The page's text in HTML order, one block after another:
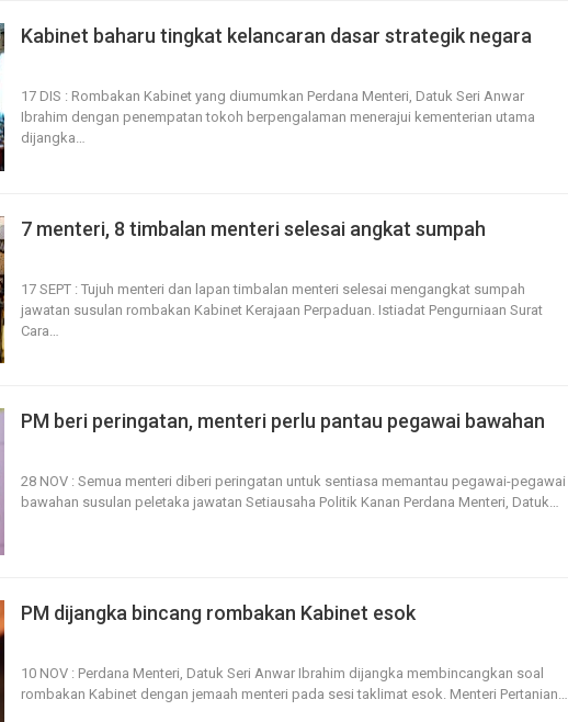
Kabinet baharu tingkat kelancaran dasar strategik negara
17 DIS : Rombakan Kabinet yang diumumkan Perdana Menteri, Datuk Seri Anwar
Ibrahim dengan penempatan tokoh berpengalaman menerajui kementerian utama
dijangka…
7 menteri, 8 timbalan menteri selesai angkat sumpah
17 SEPT : Tujuh menteri dan lapan timbalan menteri selesai mengangkat sumpah
jawatan susulan rombakan Kabinet Kerajaan Perpaduan. Istiadat Pengurniaan Surat
Cara
PM beri peringatan, menteri perlu pantau pegawai bawahan
28 NOV : Semua menteri diberi peringatan untuk sentiasa memantau pegawai-pegawai
bawahan susulan peletaka jawatan Setiausaha Politik Kanan Perdana Menteri, Datuk
PM dijangka bincang rombakan Kabinet esok
10 NOV : Perdana Menteri, Datuk Seri Anwar Ibrahim dijangka membincangkan soal
rombakan Kabinet dengan jemaah menteri pada sesi taklimat esok. Menteri Pertanian…